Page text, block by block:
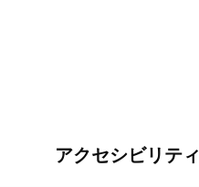
アクセシビリティ